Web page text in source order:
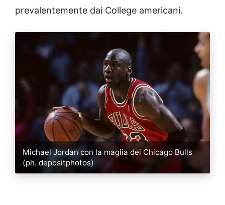
prevalentemente dai College americani.
Michael Jordan con la maglia dei Chicago Bulls
(ph. depositphotos)